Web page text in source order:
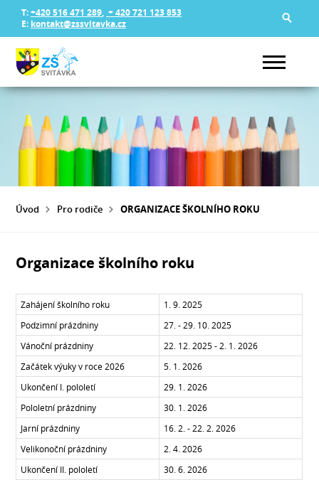
T:+420 516 471 289, + 420 721 123 853
E: kontakt@zssvitavka.cz
Úvod Pro rodiče ORGANIZACE ŠKOLNÍHO ROKU
Organizace školního roku
Zahájení školního roku
1. 9. 2025
Podzimní prázdniny
27. - 29. 10. 2025
Vánoční prázdniny
22. 12. 2025 - 2. 1. 2026
Začátek výuky v roce 2026
5. 1. 2026
Ukončení I. pololetí
29. 1. 2026
Pololetní prázdniny
30. 1. 2026
Jarní prázdniny
16. 2. - 22. 2. 2026
Velikonoční prázdniny
2. 4. 2026
Ukončení II. pololetí
30. 6. 2026